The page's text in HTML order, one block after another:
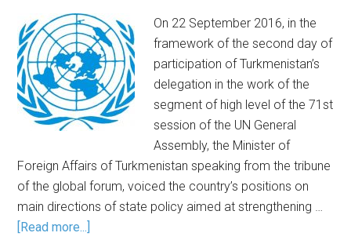
On 22 September 2016, in the
framework of the second day of
participation of Turkmenistan’s
delegation in the work of the
segment of high level of the 71st
session of the UN General
Assembly, the Minister of
Foreign Affairs of Turkmenistan speaking from the tribune
of the global forum, voiced the country’s positions on
main directions of state policy aimed at strengthening …
[Read more...]